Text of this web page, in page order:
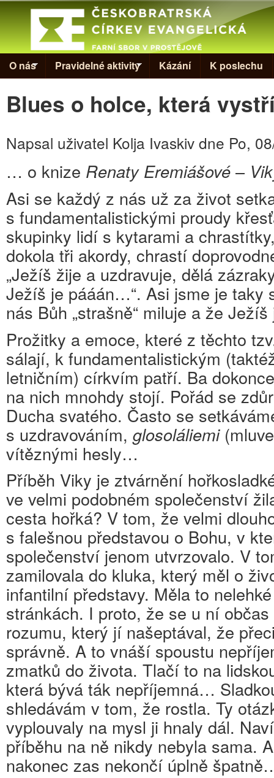
Skip
Evangelická
církev v
Prostějově
O nás Pravidelné aktivity Kázání K poslechu
Blues o holce, která
Napsal uživatel Kolja Ivaskiv dne Po,
… o knize Renaty Eremiášové –
Asi se každý z nás už za život
s fundamentalistickými proudy
skupinky lidí s kytarami a
dokola tři akordy, chrastí
„Ježíš žije a uzdravuje, dělá
Ježíš je pááán…“. Asi jsme je taky
nás Bůh „strašně“ miluje a že Ježíš
Prožitky a emoce, které z těchto
sálají, k fundamentalistickým
letničním) církvím patří. Ba
na nich mnohdy stojí. Pořád se
Ducha svatého. Často se
s uzdravováním, glosoláliemi
vítěznými hesly…
Příběh Viky je ztvárnění
ve velmi podobném společenství
cesta hořká? V tom, že velmi
s falešnou představou o Bohu, v
společenství jenom utvrzovalo. V
zamilovala do kluka, který měl o
infantilní představy. Měla to
stránkách. I proto, že se u ní
rozumu, který jí našeptával, že
správně. A to vnáší spoustu
zmatků do života. Tlačí to na
která bývá ták nepříjemná…
shledávám v tom, že rostla. Ty
vyplouvaly na mysl ji hnaly dál.
příběhu na ně nikdy nebyla sama.
nakonec zas nekončí úplně